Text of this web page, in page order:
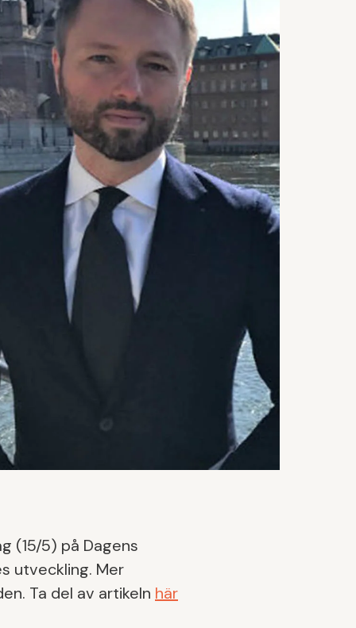
(15/5) på Dagens
utveckling. Mer
Ta del av artikeln här